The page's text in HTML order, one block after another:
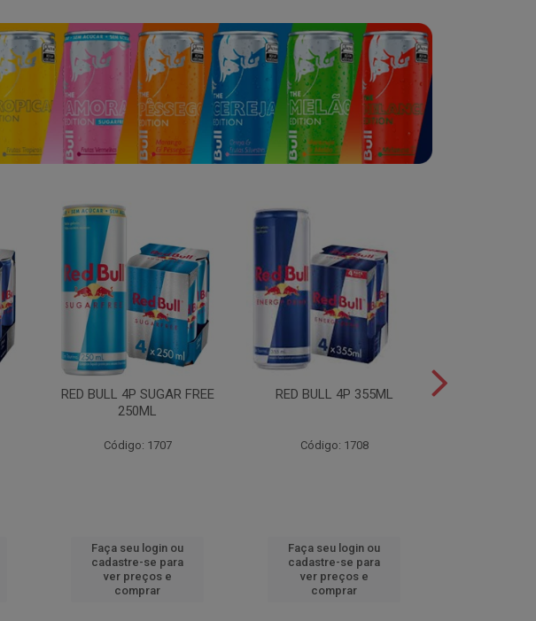
RED BULL 4P SUGAR FREE
250ML
Código: 1707
Faça seu login ou
cadastre-se para
ver preços e
comprar
RED BULL 4P 355ML
Código: 1708
Faça seu login ou
cadastre-se para
ver preços e
comprar